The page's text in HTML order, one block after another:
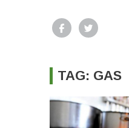
TAG: GAS